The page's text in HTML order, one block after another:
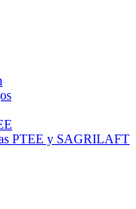
PTEE y SAGRILAFT